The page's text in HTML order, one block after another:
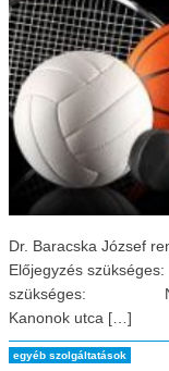
Dr. Baracska József
Előjegyzés
szükséges: NEM
Kanonok utca […]
egyéb szolgáltatások